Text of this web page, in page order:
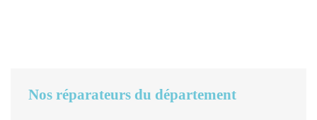
Nos réparateurs du département